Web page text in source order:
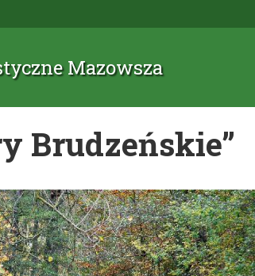
Mazowsza
Brudzeńskie”